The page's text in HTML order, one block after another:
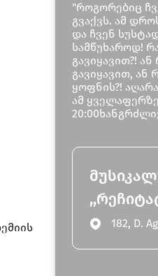
"როგორებიც
გვაქვს. ამ
და ჩვენ
სამწუხაროდ!
გავიყავით?!
გავიყავით, ან
ყოფნის?!
ამ
182, D.